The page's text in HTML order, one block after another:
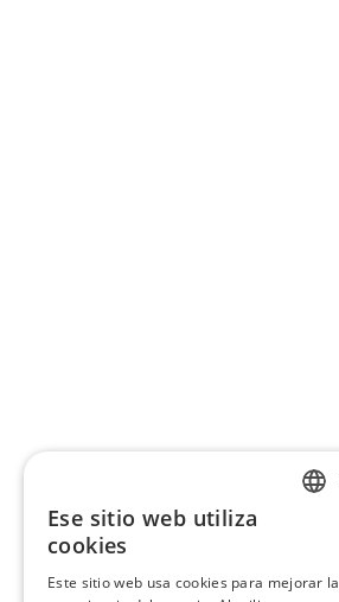
Ese sitio web utiliza
cookies
Este sitio web usa cookies para mejorar la